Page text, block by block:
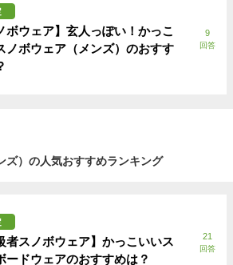
ボウェア】玄人っぽい！かっこ
ノボウェア（メンズ）のおすす
9
回答
） の人気おすすめランキング
者スノボウェア】かっこいいス
ードウェアのおすすめは？
21
回答